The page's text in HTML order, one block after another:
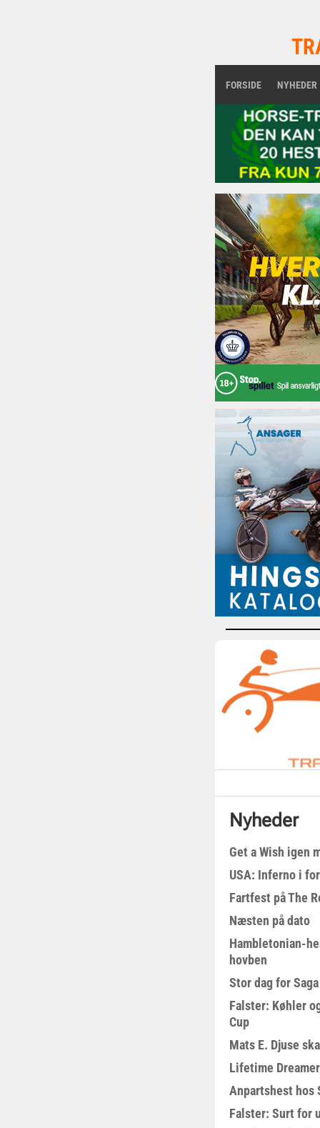
FORSIDE NYHEDER
Nyheder
Get a Wish igen
USA: Inferno i
Fartfest på The
Næsten på dato
Hambletonian-
hovben
Stor dag for
Falster: Køhler
Cup
Mats E. Djuse
Lifetime
Anpartshest hos
Falster: Surt for